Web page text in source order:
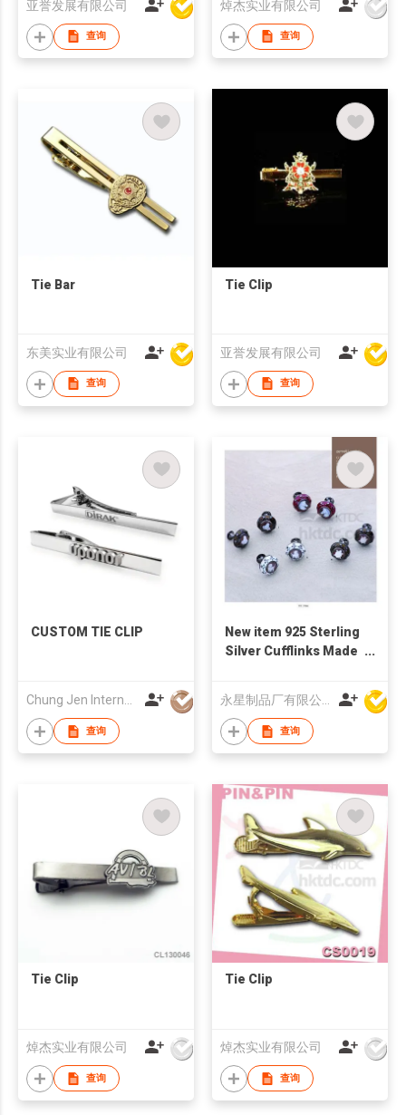
亚誉发展有限公司
查询
焯杰实业有限公司
查询
Tie Bar
东美实业有限公司
查询
Tie Clip
亚誉发展有限公司
查询
CUSTOM TIE CLIP
查询
New item 925 Sterling
Silver Cufflinks Made
查询
Tie Clip
焯杰实业有限公司
查询
Tie Clip
焯杰实业有限公司
查询